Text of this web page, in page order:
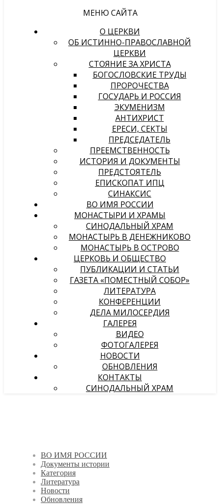
МЕНЮ САЙТА
О ЦЕРКВИ
ОБ ИСТИННО-ПРАВОСЛАВНОЙ
ЦЕРКВИ
СТОЯНИЕ ЗА ХРИСТА
БОГОСЛОВСКИЕ ТРУДЫ
ПРОРОЧЕСТВА
ГОСУДАРЬ И РОССИЯ
ЭКУМЕНИЗМ
АНТИХРИСТ
ЕРЕСИ, СЕКТЫ
ПРЕДСЕДАТЕЛЬ
ПРЕЕМСТВЕННОСТЬ
ИСТОРИЯ И ДОКУМЕНТЫ
ПРЕДСТОЯТЕЛЬ
ЕПИСКОПАТ ИПЦ
СИНАКСИС
ВО ИМЯ РОССИИ
МОНАСТЫРИ И ХРАМЫ
СИНОДАЛЬНЫЙ ХРАМ
МОНАСТЫРЬ В ДЕНЕЖНИКОВО
МОНАСТЫРЬ В ОСТРОВО
ЦЕРКОВЬ И ОБЩЕСТВО
ПУБЛИКАЦИИ И СТАТЬИ
ГАЗЕТА «ПОМЕСТНЫЙ СОБОР»
ЛИТЕРАТУРА
КОНФЕРЕНЦИИ
ДЕЛА МИЛОСЕРДИЯ
ГАЛЕРЕЯ
ВИДЕО
ФОТОГАЛЕРЕЯ
НОВОСТИ
ОБНОВЛЕНИЯ
КОНТАКТЫ
СИНОДАЛЬНЫЙ ХРАМ
ВО ИМЯ РОССИИ
Документы истории
Категория
Литература
Новости
Обновления